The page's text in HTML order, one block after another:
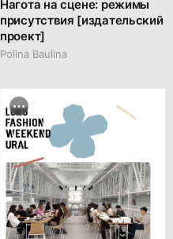
Нагота на сцене: режимы
присутствия [издательский
проект]
Polina Baulina